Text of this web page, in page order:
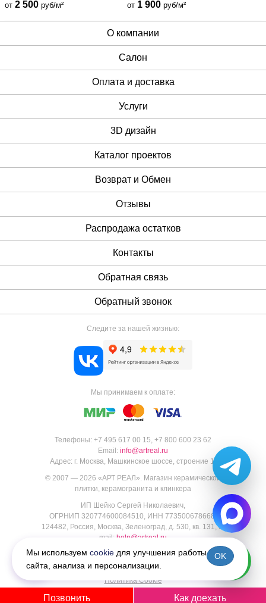
от 2 500 руб/м² от 1 900 руб/м²
О компании
Cалон
Оплата и доставка
Услуги
3D дизайн
Каталог проектов
Возврат и Обмен
Отзывы
Распродажа остатков
Контакты
Обратная связь
Обратный звонок
Телефоны: +7 495 617 00 15, +7 800 600 23 62
Email: info@artreal.ru
Адрес: г. Москва, Машкинское шоссе, строение 1.
© 2007 — 2026 «АРТ РЕАЛ ». Магазин керамической
плитки, керамогранита и клинкера
ИП Шейко Сергей Николаевич,
ОГРНИП 320774600084510, ИНН 773500678668,
124482, Россия, Москва, Зеленоград, д. 530, кв. 131, e-
mail: help@artreal.ru
Пользовательское соглашение
Политика конфиденциальности
Согласие на обработку персональных данных
Политика Cookie
Следите за нашей жизнью:
Мы принимаем к оплате:
Позвонить Как доехать
Мы используем cookie для улучшения работы
сайта, анализа и персонализации.
OK